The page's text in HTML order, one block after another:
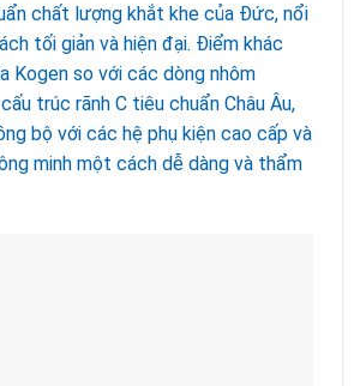
chất lượng khắt khe của Đức, nổi
tối giản và hiện đại. Điểm khác
Kogen so với các dòng nhôm
trúc rãnh C tiêu chuẩn Châu Âu,
bộ với các hệ phụ kiện cao cấp và
minh một cách dễ dàng và thẩm